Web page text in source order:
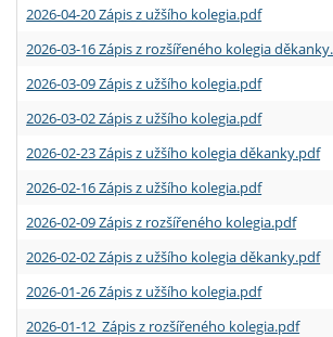
2026-04-20 Zápis z užšího kolegia.pdf
2026-03-16 Zápis z rozšířeného kolegia
2026-03-09 Zápis z užšího kolegia.pdf
2026-03-02 Zápis z užšího kolegia.pdf
2026-02-23 Zápis z užšího kolegia děkanky.pdf
2026-02-16 Zápis z užšího kolegia.pdf
2026-02-09 Zápis z rozšířeného kolegia.pdf
2026-02-02 Zápis z užšího kolegia děkanky.pdf
2026-01-26 Zápis z užšího kolegia.pdf
2026-01-12 Zápis z rozšířeného kolegia.pdf